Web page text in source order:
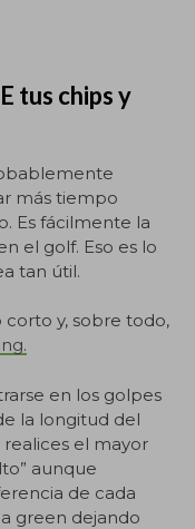
tus chips y
más tiempo
Es fácilmente la
el golf. Eso es lo
tan útil.
corto y, sobre todo,
en los golpes
la longitud del
el mayor
aunque
de cada
green dejando